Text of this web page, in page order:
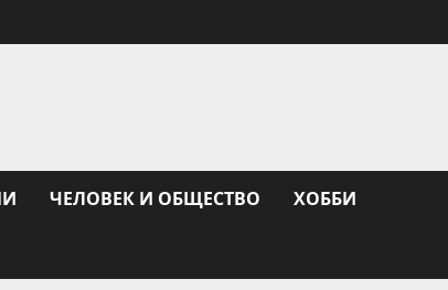
ЧЕЛОВЕК И ОБЩЕСТВО ХОББИ